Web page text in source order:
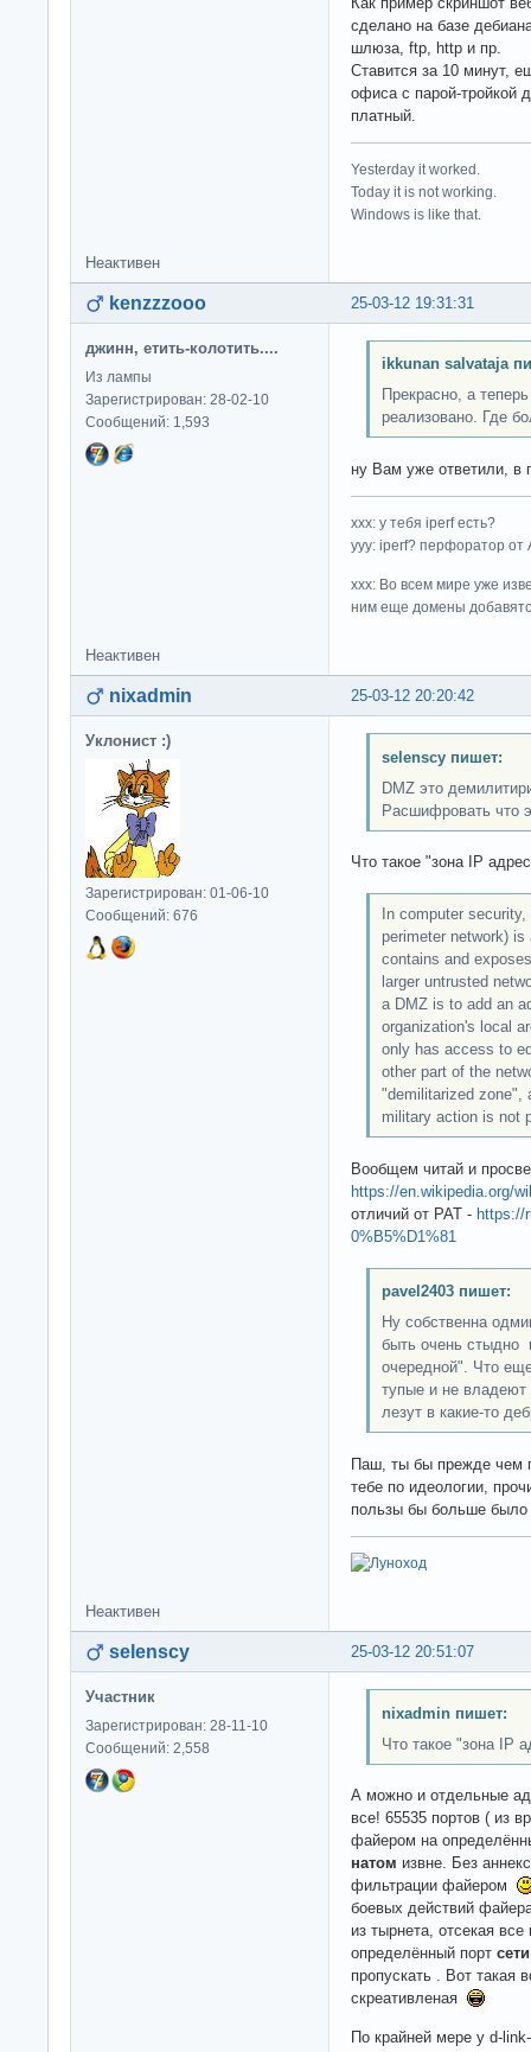
сделано на базе
шлюза, ftp, http и пр.
Ставится за 10 минут,
офиса с парой-тройкой
платный.
Yesterday it worked.
Today it is not working.
Windows is like that.
Неактивен
25-03-12 19:31:31
kenzzzooo
джинн, етить-колотить....
Из лампы
Зарегистрирован: 28-02-10
Сообщений: 1,593
ikkunan salvataja
Прекрасно, а
реализовано. Где
ну Вам уже ответили, в
ххх: у тебя iperf есть?
yyy: iperf? перфоратор от
xxx: Во всем мире уже
ним еще домены
Неактивен
25-03-12 20:20:42
nixadmin
Уклонист :)
Зарегистрирован: 01-06-10
Сообщений: 676
selenscy пишет:
DMZ это
Расшифровать что
Что такое "зона IP
In computer
perimeter network)
contains and
larger untrusted
a DMZ is to add an
organization's local
only has access to
other part of the
"demilitarized zone",
military action is not
Вообщем читай и
https://en.wikipedia.org/
отличий от PAT - https://
0%B5%D1%81
pavel2403 пишет:
Ну собственна
быть очень стыдно
очередной". Что
тупые и не
лезут в какие-то
Паш, ты бы прежде чем
тебе по идеологии,
пользы бы больше было
Неактивен
25-03-12 20:51:07
selenscy
Участник
Зарегистрирован: 28-11-10
Сообщений: 2,558
nixadmin пишет:
Что такое "зона IP
А можно и отдельные
все! 65535 портов ( из
файером на
натом извне. Без
фильтрации файером
боевых действий
из тырнета, отсекая все
определённый порт
пропускать . Вот такая
скреативленая
По крайней мере у d-